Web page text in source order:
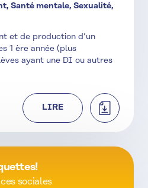
Santé mentale, Sexualité,
et de production d’un
1 ère année (plus
ayant une DI ou autres
LIRE
sociales